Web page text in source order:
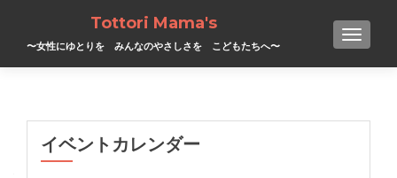
Tottori Mama's
〜女性にゆとりを みんなのやさしさを こどもたちへ〜
イベントカレンダー